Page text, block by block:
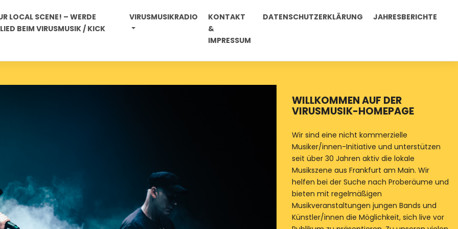
LOCAL SCENE! – WERDE
BEIM VIRUSMUSIK / KICK
VIRUSMUSIKRADIO
KONTAKT
&
IMPRESSUM
DATENSCHUTZERKLÄRUNG JAHRESBERICHTE
WILLKOMMEN AUF DER
VIRUSMUSIK-HOMEPAGE
Wir sind eine nicht kommerzielle
Musiker/innen-Initiative und unterstützen
seit über 30 Jahren aktiv die lokale
Musikszene aus Frankfurt am Main. Wir
helfen bei der Suche nach Proberäume und
bieten mit regelmäßigen
Musikveranstaltungen jungen Bands und
Künstler/innen die Möglichkeit, sich live vor